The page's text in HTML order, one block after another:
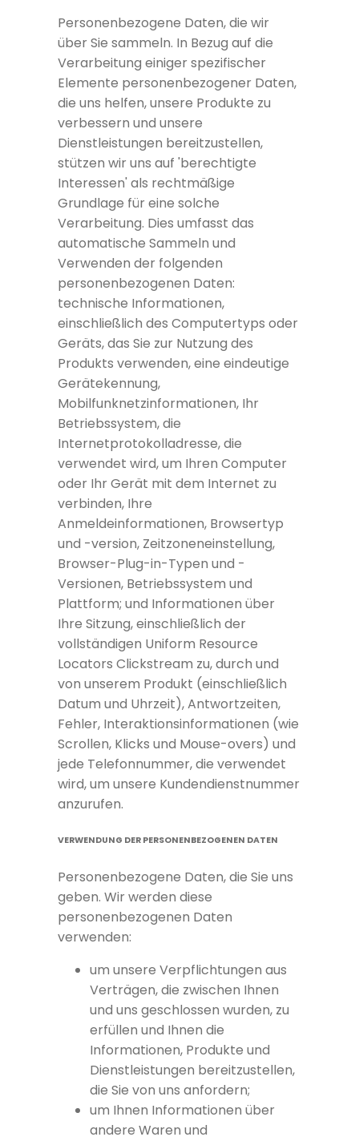
Personenbezogene Daten, die wir
über Sie sammeln. In Bezug auf die
Verarbeitung einiger spezifischer
Elemente personenbezogener Daten,
die uns helfen, unsere Produkte zu
verbessern und unsere
Dienstleistungen bereitzustellen,
stützen wir uns auf 'berechtigte
Interessen' als rechtmäßige
Grundlage für eine solche
Verarbeitung. Dies umfasst das
automatische Sammeln und
Verwenden der folgenden
personenbezogenen Daten:
technische Informationen,
einschließlich des Computertyps oder
Geräts, das Sie zur Nutzung des
Produkts verwenden, eine eindeutige
Gerätekennung,
Mobilfunknetzinformationen, Ihr
Betriebssystem, die
Internetprotokolladresse, die
verwendet wird, um Ihren Computer
oder Ihr Gerät mit dem Internet zu
verbinden, Ihre
Anmeldeinformationen, Browsertyp
und -version, Zeitzoneneinstellung,
Browser-Plug-in-Typen und -
Versionen, Betriebssystem und
Plattform; und Informationen über
Ihre Sitzung, einschließlich der
vollständigen Uniform Resource
Locators Clickstream zu, durch und
von unserem Produkt (einschließlich
Datum und Uhrzeit), Antwortzeiten,
Fehler, Interaktionsinformationen (wie
Scrollen, Klicks und Mouse-overs) und
jede Telefonnummer, die verwendet
wird, um unsere Kundendienstnummer
anzurufen.
VERWENDUNG DER PERSONENBEZOGENEN DATEN
Personenbezogene Daten, die Sie uns
geben. Wir werden diese
personenbezogenen Daten
verwenden:
um unsere Verpflichtungen aus
Verträgen, die zwischen Ihnen
und uns geschlossen wurden, zu
erfüllen und Ihnen die
Informationen, Produkte und
Dienstleistungen bereitzustellen,
die Sie von uns anfordern;
um Ihnen Informationen über
andere Waren und